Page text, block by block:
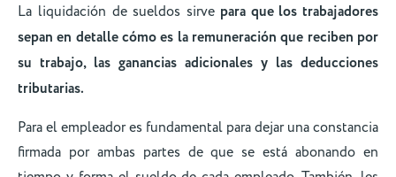
La liquidación de sueldos sirve para que los trabajadores
sepan en detalle cómo es la remuneración que reciben por
su trabajo, las ganancias adicionales y las deducciones
tributarias.
Para el empleador es fundamental para dejar una constancia
firmada por ambas partes de que se está abonando en